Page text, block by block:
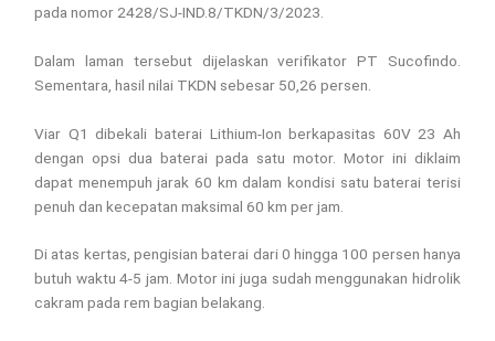
pada nomor 2428/SJ-IND.8/TKDN/3/2023.
Dalam laman tersebut dijelaskan verifikator PT Sucofindo.
Sementara, hasil nilai TKDN sebesar 50,26 persen.
Viar Q1 dibekali baterai Lithium-Ion berkapasitas 60V 23 Ah
dengan opsi dua baterai pada satu motor. Motor ini diklaim
dapat menempuh jarak 60 km dalam kondisi satu baterai terisi
penuh dan kecepatan maksimal 60 km per jam.
Di atas kertas, pengisian baterai dari 0 hingga 100 persen hanya
butuh waktu 4-5 jam. Motor ini juga sudah menggunakan hidrolik
cakram pada rem bagian belakang.